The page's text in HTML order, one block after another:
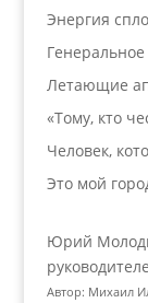
Энергия
Летающие
«Тому, кто
Человек,
Это мой
Юрий
Автор: Михаил